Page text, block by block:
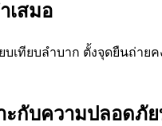
เสมอ
เทียบลำบาก ตั้งจุดยืนถ่า
ะกับความปลอดภั